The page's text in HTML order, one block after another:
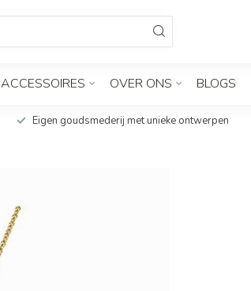
ACCESSOIRES OVER ONS BLOGS
Eigen goudsmederij met unieke ontwerpen